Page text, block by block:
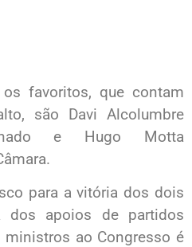
favoritos, que contam
são Davi Alcolumbre
e Hugo Motta
para a vitória dos dois
dos apoios de partidos
ministros ao Congresso é